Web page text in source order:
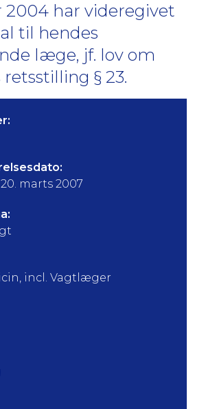
2004 har videregivet
til hendes
læge, jf. lov om
§ 23.
marts 2007
incl. Vagtlæger